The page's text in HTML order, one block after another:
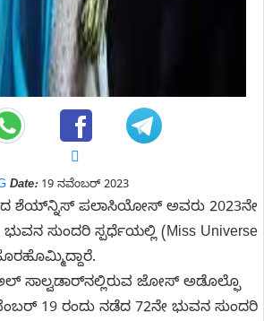
Date:19 ನವೆಂಬರ್ 2023
ಶೆಯ್‌ನ್ನಿಸ್‌ ಪಲಾಸಿಯೋಸ್‌ ಅವರು 2023ನೇ
ಸುಂದರಿ ಸ್ಪರ್ಧೆಯಲ್ಲಿ (Miss Universe
ಸಾಲ್ವಡಾರ್‌ನಲ್ಲಿರುವ ಜೋಸ್‌ ಅಡೊಲ್ಫೊ
19 ರಂದು ನಡೆದ 72ನೇ ಭುವನ ಸುಂದರಿ